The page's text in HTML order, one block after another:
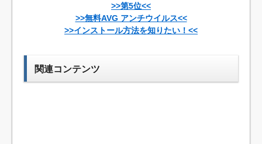
>>第5位<<
>>無料AVG アンチウイルス<<
>>インストール方法を知りたい！<<
関連コンテンツ